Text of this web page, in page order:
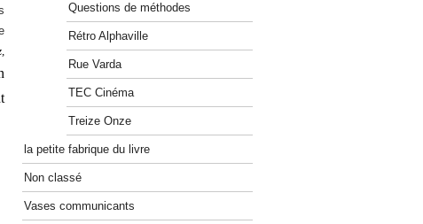
Questions de méthodes
Rétro Alphaville
Rue Varda
TEC Cinéma
Treize Onze
la petite fabrique du livre
Non classé
Vases communicants